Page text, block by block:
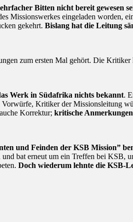
Bitten nicht bereit gewesen
Missionswerkes eingeladen worden,
gekehrt. Bislang hat die Leitung
zum ersten Mal gehört. Die
Werk in Südafrika nichts bekannt.
Kritiker der Missionsleitung
Korrektur; kritische
und Feinden der KSB Mission”
bat erneut um ein Treffen bei KSB,
Doch wiederum lehnte die KSB-